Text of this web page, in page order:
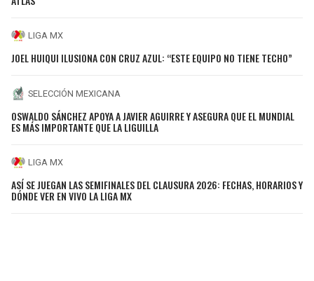
LIGA MX
JOEL HUIQUI ILUSIONA CON CRUZ AZUL: “ESTE EQUIPO NO TIENE TECHO”
SELECCIÓN MEXICANA
OSWALDO SÁNCHEZ APOYA A JAVIER AGUIRRE Y ASEGURA QUE EL MUNDIAL
ES MÁS IMPORTANTE QUE LA LIGUILLA
LIGA MX
ASÍ SE JUEGAN LAS SEMIFINALES DEL CLAUSURA 2026: FECHAS, HORARIOS Y
DÓNDE VER EN VIVO LA LIGA MX